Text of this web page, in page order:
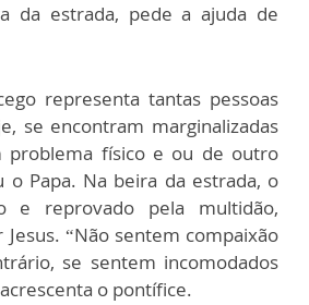
da estrada, pede a ajuda de
representa tantas pessoas
se encontram marginalizadas
problema físico e ou de outro
o Papa. Na beira da estrada, o
e reprovado pela multidão,
“Não sentem compaixão
se sentem incomodados
o pontífice.